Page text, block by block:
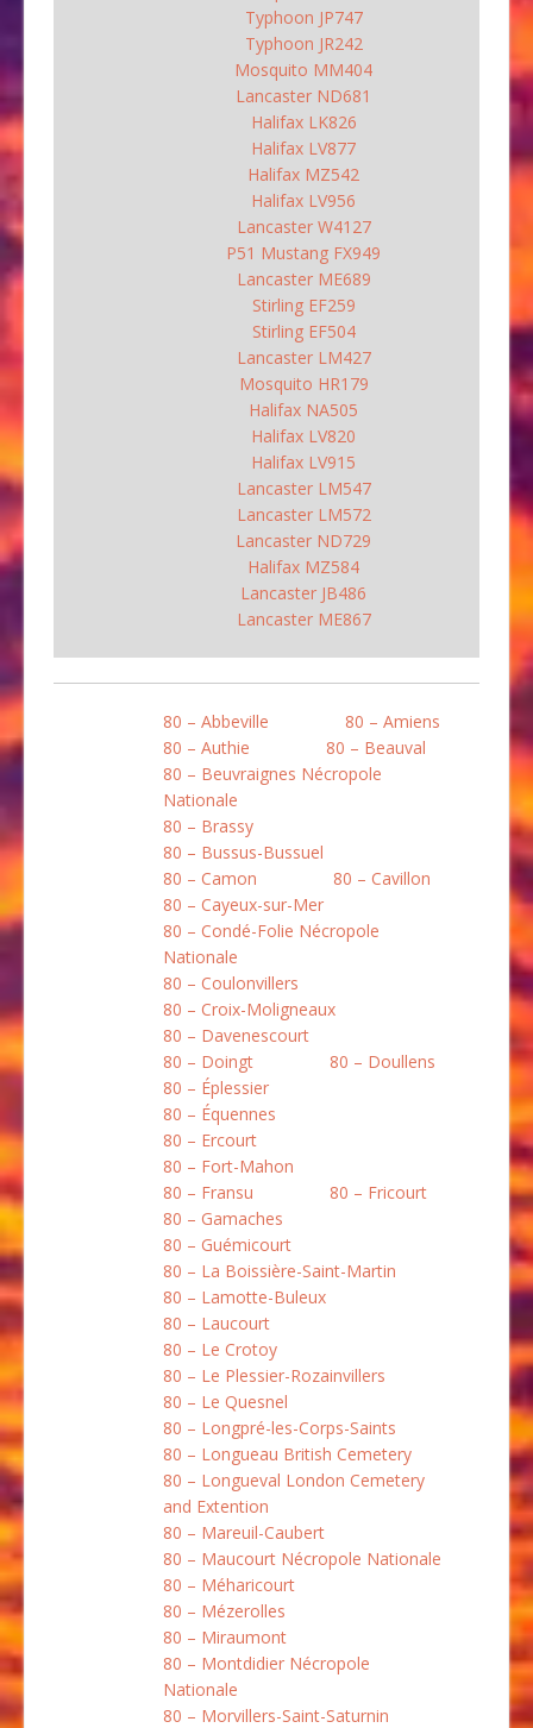
Typhoon JP747
Typhoon JR242
Mosquito MM404
Lancaster ND681
Halifax LK826
Halifax LV877
Halifax MZ542
Halifax LV956
Lancaster W4127
P51 Mustang FX949
Lancaster ME689
Stirling EF259
Stirling EF504
Lancaster LM427
Mosquito HR179
Halifax NA505
Halifax LV820
Halifax LV915
Lancaster LM547
Lancaster LM572
Lancaster ND729
Halifax MZ584
Lancaster JB486
Lancaster ME867
80 – Abbeville
80 – Amiens
80 – Authie
80 – Beauval
80 – Beuvraignes Nécropole
Nationale
80 – Brassy
80 – Bussus-Bussuel
80 – Camon
80 – Cavillon
80 – Cayeux-sur-Mer
80 – Condé-Folie Nécropole
Nationale
80 – Coulonvillers
80 – Croix-Moligneaux
80 – Davenescourt
80 – Doingt
80 – Doullens
80 – Éplessier
80 – Équennes
80 – Ercourt
80 – Fort-Mahon
80 – Fransu
80 – Fricourt
80 – Gamaches
80 – Guémicourt
80 – La Boissière-Saint-Martin
80 – Lamotte-Buleux
80 – Laucourt
80 – Le Crotoy
80 – Le Plessier-Rozainvillers
80 – Le Quesnel
80 – Longpré-les-Corps-Saints
80 – Longueau British Cemetery
80 – Longueval London Cemetery
and Extention
80 – Mareuil-Caubert
80 – Maucourt Nécropole Nationale
80 – Méharicourt
80 – Mézerolles
80 – Miraumont
80 – Montdidier Nécropole
Nationale
80 – Morvillers-Saint-Saturnin